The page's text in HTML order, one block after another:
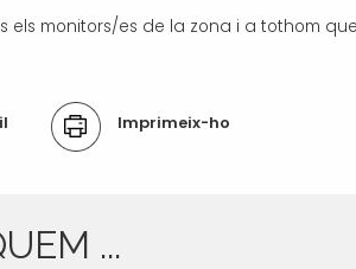
els monitors/es de la zona i a tothom
Imprimeix-ho
...